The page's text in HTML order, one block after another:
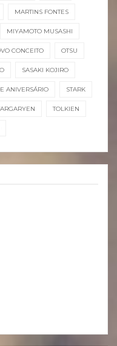
MARTINS FONTES
MIYAMOTO MUSASHI
CONCEITO OTSU
SASAKI KOJIRO
ANIVERSÁRIO STARK
TOLKIEN